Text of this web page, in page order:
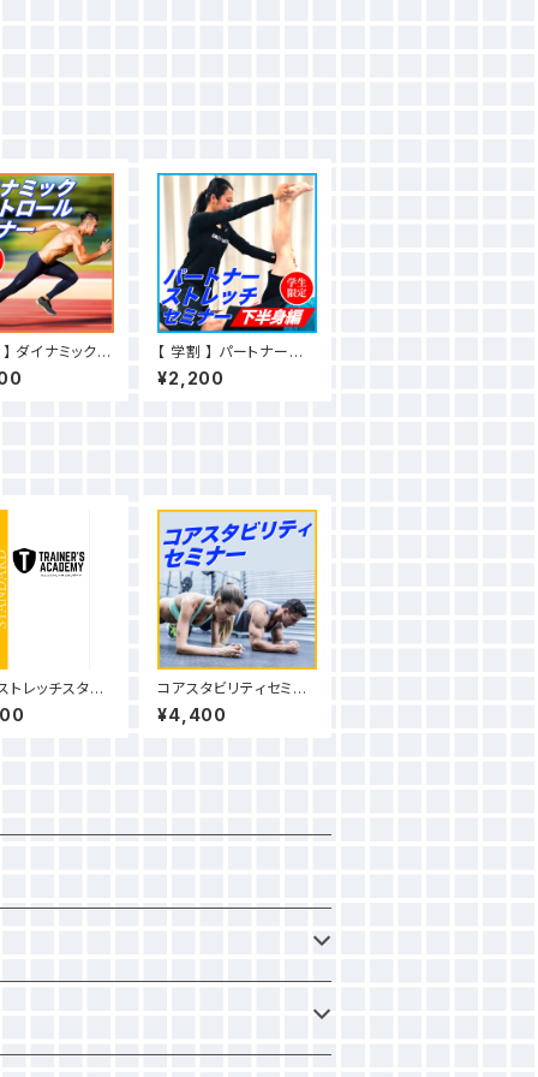
ダイナミックコ
ルセミナー
【 学割 】 パートナースト
レッチ下半身編セミナー
¥2,200
トレッチスタン
キスト（見本動
コアスタビリティセミナ
ー
¥4,400